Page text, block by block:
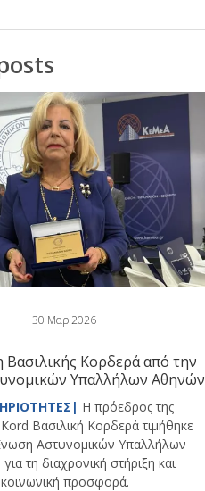
30 Μαρ 2026
Κορδερά από την
Υπαλλήλων Αθηνών
Η πρόεδρος της
Βασιλική Κορδερά τιμήθηκε
Αστυνομικών Υπαλλήλων
τη διαχρονική στήριξη και
κοινωνική προσφορά.